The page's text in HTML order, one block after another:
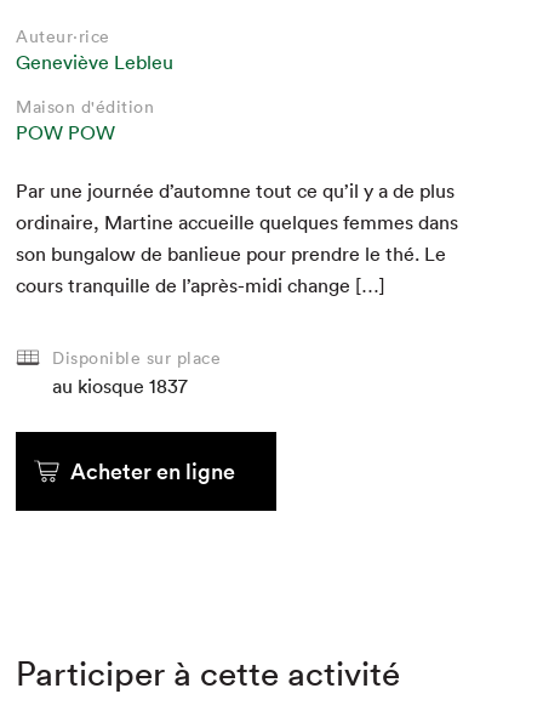
Auteur·rice
Geneviève Lebleu
Maison d'édition
POW POW
Par une journée d’automne tout ce qu’il y a de plus
ordi­naire, Mar­tine accueille quelques femmes dans
son bun­ga­low de ban­lieue pour pren­dre le thé. Le
cours tran­quille de l’après-midi change […]
Disponible sur place
au kiosque 1837
Acheter en ligne
Participer à cette activité